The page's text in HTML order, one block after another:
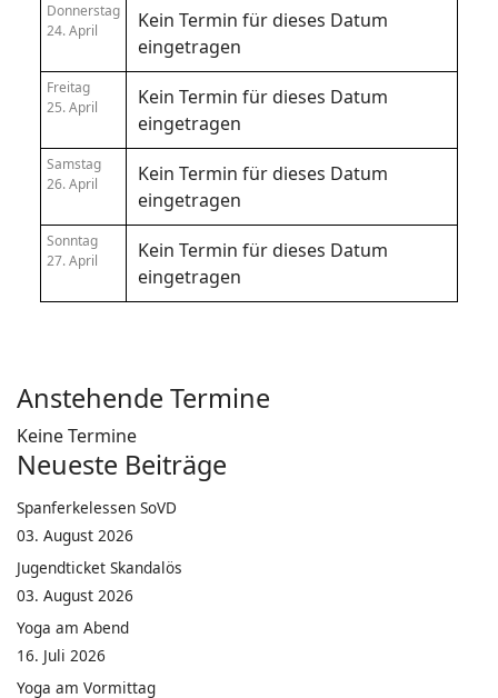
Donnerstag
24. April
Kein Termin für dieses Datum
eingetragen
Freitag
25. April
Kein Termin für dieses Datum
eingetragen
Samstag
26. April
Kein Termin für dieses Datum
eingetragen
Sonntag
27. April
Kein Termin für dieses Datum
eingetragen
Anstehende Termine
Keine Termine
Neueste Beiträge
Spanferkelessen SoVD
03. August 2026
Jugendticket Skandalös
03. August 2026
Yoga am Abend
16. Juli 2026
Yoga am Vormittag